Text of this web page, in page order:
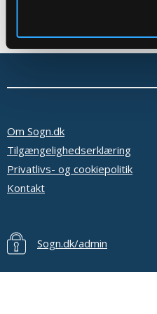
Om Sogn.dk
Tilgængelighedserklæring
Privatlivs- og cookiepolitik
Kontakt
Sogn.dk/admin